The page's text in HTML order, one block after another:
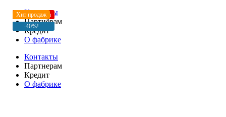
Контакты
Партнёрам
Кредит
О фабрике
Контакты
Партнерам
Кредит
О фабрике
-40%!
Новинка
Новинка
Хит продаж
-35%!
-35%!
Лидер месяца
-40%!
Хит продаж
-40%!